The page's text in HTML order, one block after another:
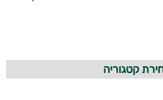
קטגוריה